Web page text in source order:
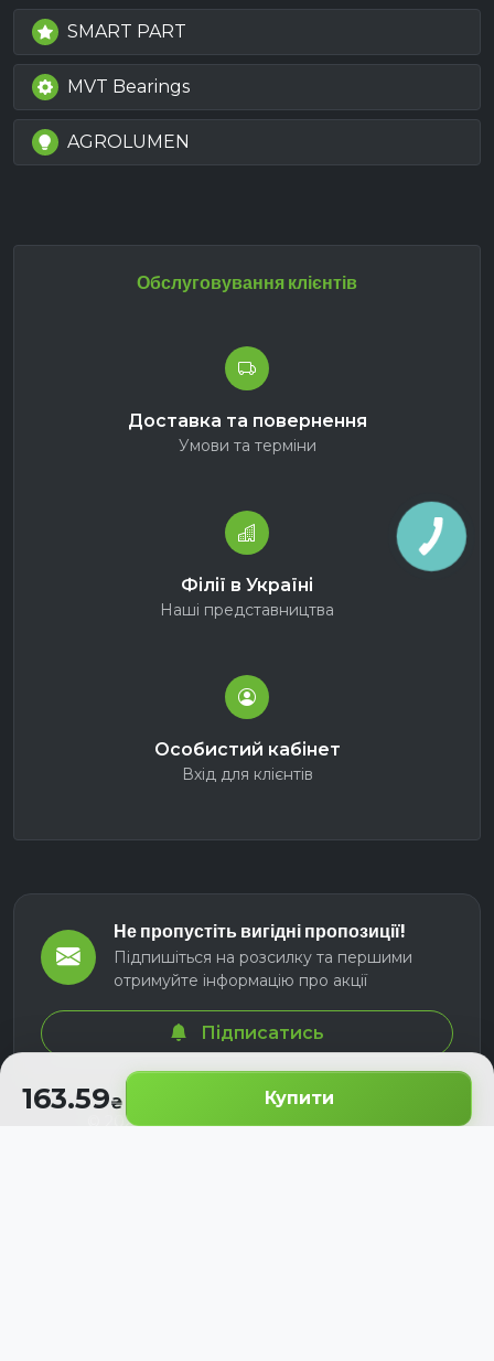
163.59 Купити
SMART PART
MVT Bearings
AGROLUMEN
Обслуговування клієнтів
Доставка та повернення
Умови та терміни
Філії в Україні
Наші представництва
Особистий кабінет
Вхід для клієнтів
Не пропустіть вигідні пропозиції!
Підпишіться на розсилку та першими
отримуйте інформацію про акції
Підписатись
© 2026 СЕЛМ АГРО. Всі права захищені.